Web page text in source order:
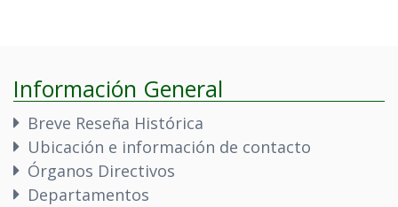
Información General
Breve Reseña Histórica
Ubicación e información de contacto
Órganos Directivos
Departamentos